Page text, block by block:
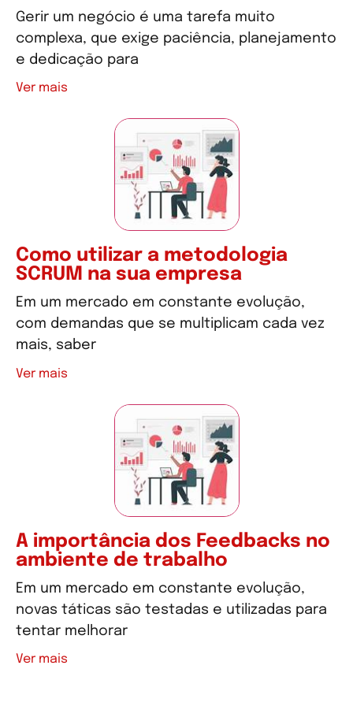
Gerir um negócio é uma tarefa muito
complexa, que exige paciência, planejamento
e dedicação para
Ver mais
Como utilizar a metodologia
SCRUM na sua empresa
Em um mercado em constante evolução,
com demandas que se multiplicam cada vez
mais, saber
Ver mais
A importância dos Feedbacks no
ambiente de trabalho
Em um mercado em constante evolução,
novas táticas são testadas e utilizadas para
tentar melhorar
Ver mais